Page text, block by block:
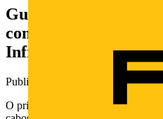
Guia de Aplicação
com Condutores em
Infraestrutura de
Publicado: 31 de março de 2017·
O principal foco deste Guia é a